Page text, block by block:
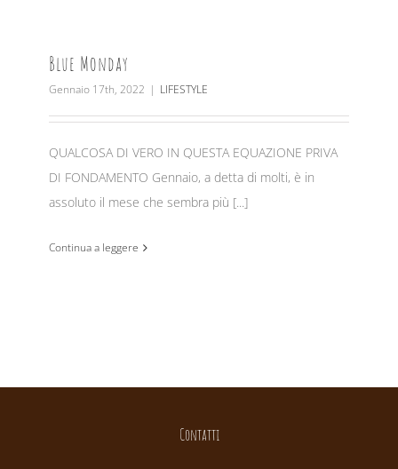
Blue Monday
Gennaio 17th, 2022 | LIFESTYLE
QUALCOSA DI VERO IN QUESTA EQUAZIONE PRIVA
DI FONDAMENTO Gennaio, a detta di molti, è in
assoluto il mese che sembra più [...]
Continua a leggere
Contatti